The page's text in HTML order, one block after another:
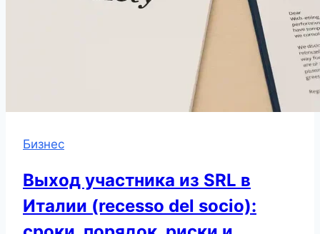
Бизнес
Выход участника из SRL в
Италии (recesso del socio):